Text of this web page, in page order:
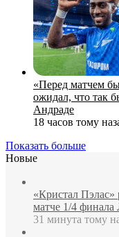
«Перед матчем
ожидал, что так
Андраде
18 часов тому
Показать больше
Новые
«Кристал
матче 1/4
31 минута тому